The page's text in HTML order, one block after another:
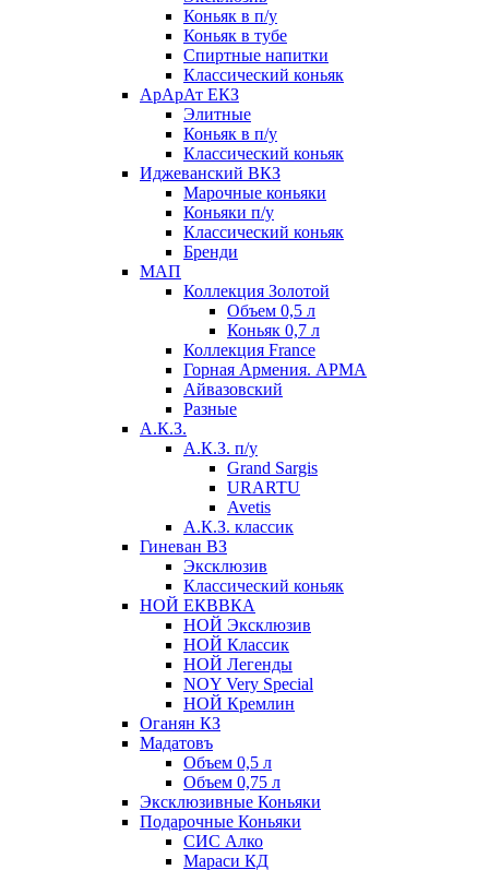
Коньяк в п/у
Коньяк в тубе
Спиртные напитки
Классический коньяк
АрАрАт ЕКЗ
Элитные
Коньяк в п/у
Классический коньяк
Иджеванский ВКЗ
Марочные коньяки
Коньяки п/у
Классический коньяк
Бренди
МАП
Коллекция Золотой
Объем 0,5 л
Коньяк 0,7 л
Коллекция France
Горная Армения. АРМА
Айвазовский
Разные
А.К.З.
А.К.З. п/у
Grand Sargis
URARTU
Avetis
А.К.З. классик
Гиневан ВЗ
Эксклюзив
Классический коньяк
НОЙ ЕКВВКА
НОЙ Эксклюзив
НОЙ Классик
НОЙ Легенды
NOY Very Speсial
НОЙ Кремлин
Оганян КЗ
Мадатовъ
Объем 0,5 л
Объем 0,75 л
Эксклюзивные Коньяки
Подарочные Коньяки
СИС Алко
Мараси КД